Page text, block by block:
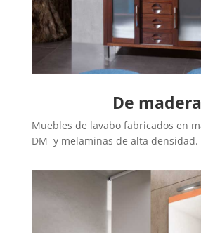
De madera
Muebles de lavabo fabricados en
DM y melaminas de alta densidad.